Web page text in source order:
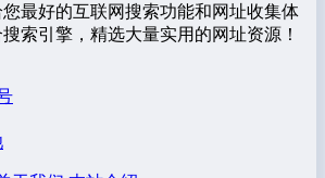
最好的互联网搜索功能和网址收集体
索引擎，精选大量实用的网址资源！